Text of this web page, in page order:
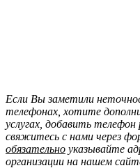
Если Вы заметили
телефонах, хотите
услугах, добавить
свяжитесь с нами через
обязательно указывайте
организации на нашем